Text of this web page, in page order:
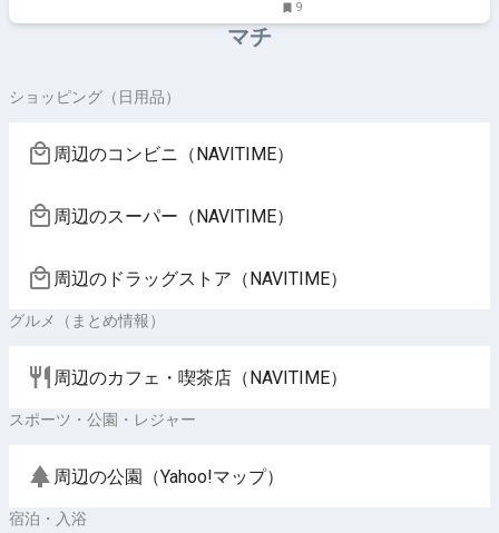
9
マチ
ショッピング（日用品）
周辺のコンビニ（NAVITIME）
周辺のスーパー（NAVITIME）
周辺のドラッグストア（NAVITIME）
グルメ（まとめ情報）
周辺のカフェ・喫茶店（NAVITIME）
スポーツ・公園・レジャー
周辺の公園（Yahoo!マップ）
宿泊・入浴